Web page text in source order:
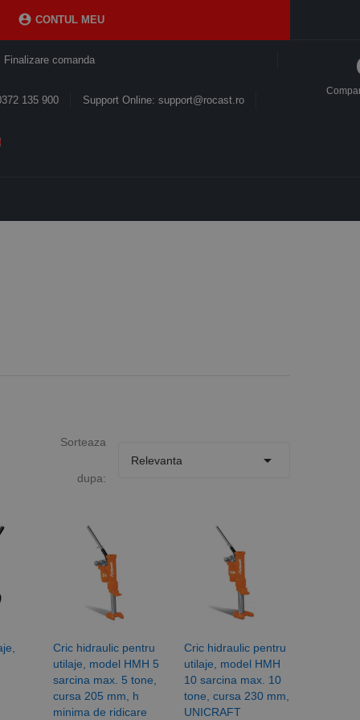
 CONTUL MEU
Finalizare comanda
Support Online: support@rocast.ro
135 900
Sorteaza
dupa:
Relevanta 
Cric hidraulic pentru
utilaje, model HMH 5
sarcina max. 5 tone,
cursa 205 mm, h
minima de ridicare
Cric hidraulic pentru
utilaje, model HMH
10 sarcina max. 10
tone, cursa 230 mm,
UNICRAFT